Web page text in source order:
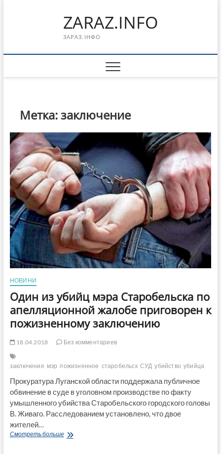
ZARAZ.INFO
ЗАРАЗ.ІНФО
Метка:заключение
НОВИНИ
Один из убийц мэра Старобельска по
апелляционной жалобе приговорен к
пожизненному заключению
18.04.2018 Без комментариев
заключение мэр пожизненное старобельск СУД убийство убийца
Прокуратура Луганской области поддержала публичное
обвинение в суде в уголовном производстве по факту
умышленного убийства Старобельского городского головы
В. Живаго. Расследованием установлено, что двое
жителей…
Смотреть большеОдин